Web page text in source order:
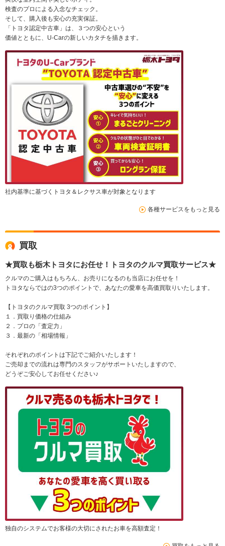
検査のプロによる入念なチェック。
そして、購入後も安心の充実保証。
「トヨタ認定中古車」は、３つの安心という
価値とともに、U-Carの新しいカタチを描きます。
社内基準に基づくトヨタ＆レクサス車が対象となります
各種サービスをもっと見る
買取
★買取も栃木トヨタにお任せ！トヨタのクルマ買取サービス★
クルマのご購入はもちろん、お売りになるのも当店にお任せを！
トヨタならではの3つのポイントで、あなたの愛車を高価買取りいたします。
【トヨタのクルマ買取 3つのポイント】
１．買取り価格の仕組み
２．プロの「査定力」
３．最新の「相場情報」
それぞれのポイントは下記でご紹介いたします！
ご売却までの流れは専門のスタッフがサポートいたしますので、
どうぞご安心してお任せください♪
独自のシステムでお客様の大切にされたお車を高額査定！